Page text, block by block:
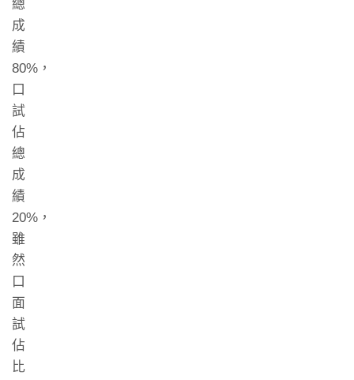
總
成
績
80%，
口
試
佔
總
成
績
20%，
雖
然
口
面
試
佔
比